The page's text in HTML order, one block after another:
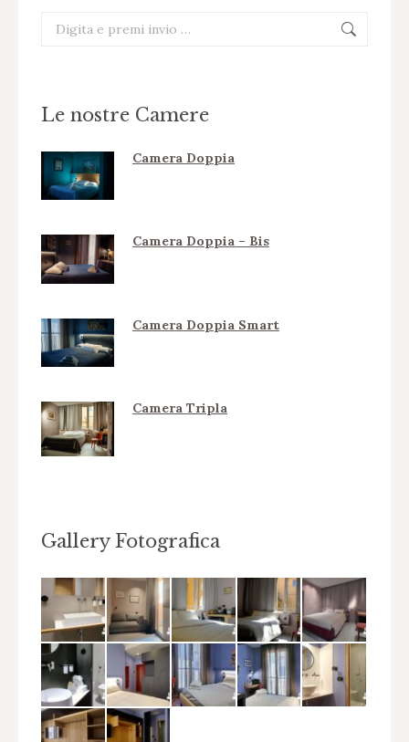
Cerca:
Le nostre Camere
Camera Doppia
Camera Doppia – Bis
Camera Doppia Smart
Camera Tripla
Gallery Fotografica